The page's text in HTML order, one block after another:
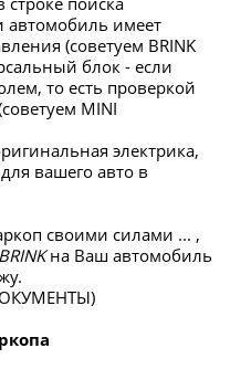
автомобиль имеет
(советуем BRINK
блок - если
то есть проверкой
MINI
электрика,
вашего авто в
своими силами ... ,
BRINKна Ваш автомобиль